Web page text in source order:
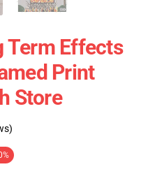
Term Effects
Print
Store